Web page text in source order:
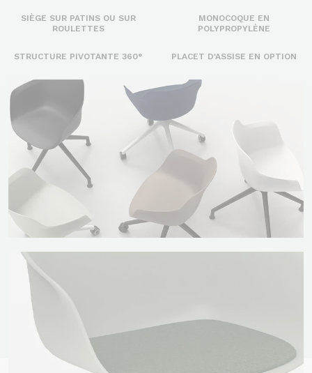
SIÈGE SUR PATINS OU SUR
ROULETTES
MONOCOQUE EN
POLYPROPYLÈNE
STRUCTURE PIVOTANTE 360° PLACET D'ASSISE EN OPTION